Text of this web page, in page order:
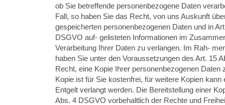
ob Sie betreffende personenbezogene Daten
Fall, so haben Sie das Recht, von uns Auskunft
gespeicherten personenbezogenen Daten und in
DSGVO auf- gelisteten Informationen im
Verarbeitung Ihrer Daten zu verlangen. Im Rah-
haben Sie unter den Voraussetzungen des Art. 15
Recht, eine Kopie Ihrer personenbezogenen Daten
Kopie ist für Sie kostenfrei, für weitere Kopien kann
Entgelt verlangt werden. Die Bereitstellung einer
Abs. 4 DSGVO vorbehaltlich der Rechte und